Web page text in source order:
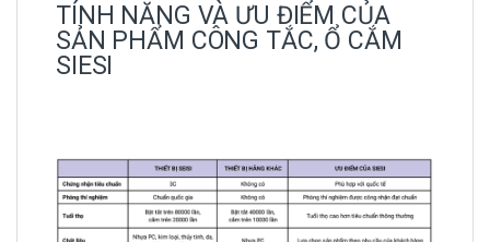
TÍNH NĂNG VÀ ƯU ĐIỂM CỦA
SẢN PHẨM CÔNG TẮC, Ổ CẮM
SIESI